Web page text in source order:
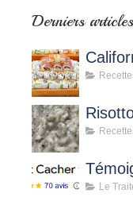
Derniers articles
Le